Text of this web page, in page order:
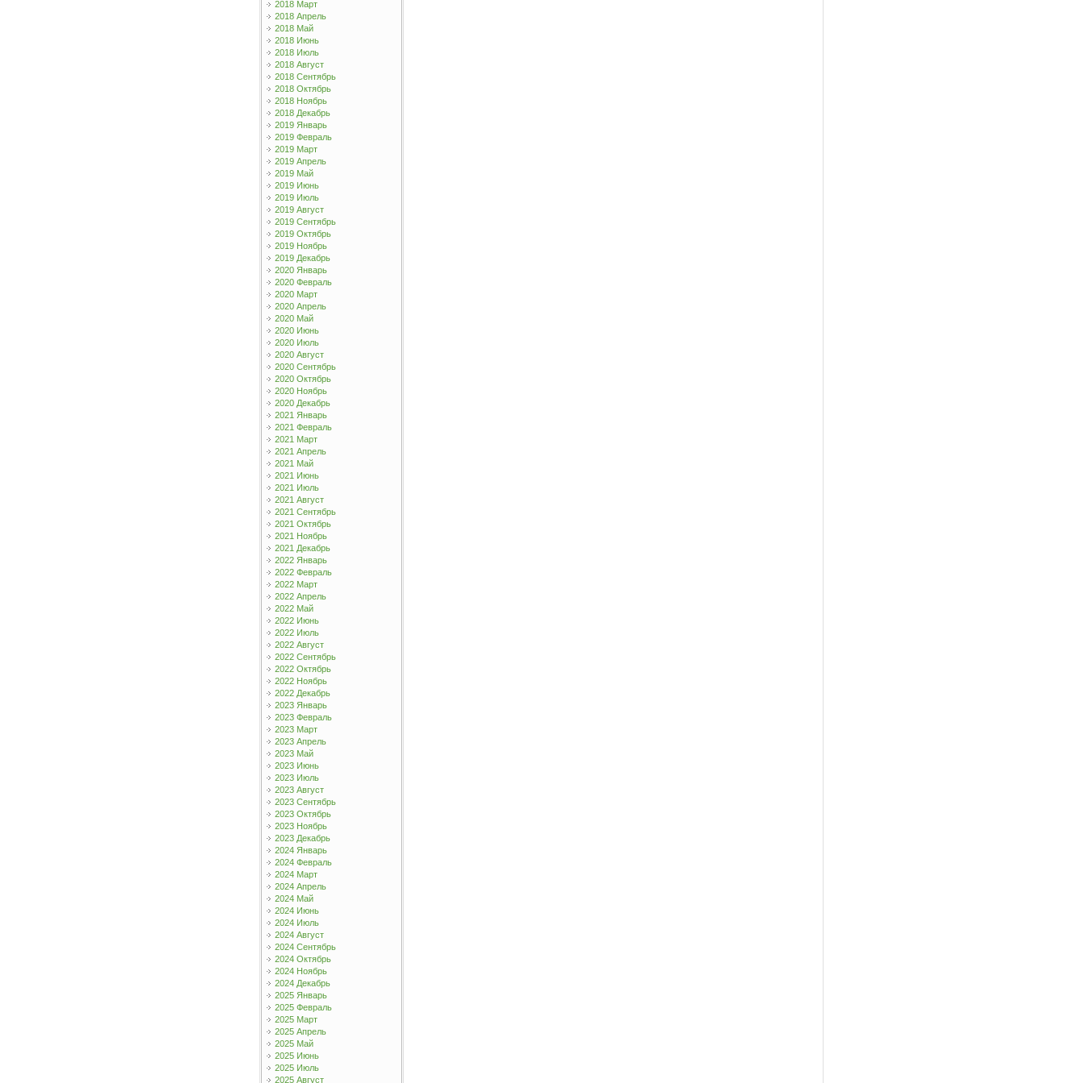
2018 Март
2018 Апрель
2018 Май
2018 Июнь
2018 Июль
2018 Август
2018 Сентябрь
2018 Октябрь
2018 Ноябрь
2018 Декабрь
2019 Январь
2019 Февраль
2019 Март
2019 Апрель
2019 Май
2019 Июнь
2019 Июль
2019 Август
2019 Сентябрь
2019 Октябрь
2019 Ноябрь
2019 Декабрь
2020 Январь
2020 Февраль
2020 Март
2020 Апрель
2020 Май
2020 Июнь
2020 Июль
2020 Август
2020 Сентябрь
2020 Октябрь
2020 Ноябрь
2020 Декабрь
2021 Январь
2021 Февраль
2021 Март
2021 Апрель
2021 Май
2021 Июнь
2021 Июль
2021 Август
2021 Сентябрь
2021 Октябрь
2021 Ноябрь
2021 Декабрь
2022 Январь
2022 Февраль
2022 Март
2022 Апрель
2022 Май
2022 Июнь
2022 Июль
2022 Август
2022 Сентябрь
2022 Октябрь
2022 Ноябрь
2022 Декабрь
2023 Январь
2023 Февраль
2023 Март
2023 Апрель
2023 Май
2023 Июнь
2023 Июль
2023 Август
2023 Сентябрь
2023 Октябрь
2023 Ноябрь
2023 Декабрь
2024 Январь
2024 Февраль
2024 Март
2024 Апрель
2024 Май
2024 Июнь
2024 Июль
2024 Август
2024 Сентябрь
2024 Октябрь
2024 Ноябрь
2024 Декабрь
2025 Январь
2025 Февраль
2025 Март
2025 Апрель
2025 Май
2025 Июнь
2025 Июль
2025 Август